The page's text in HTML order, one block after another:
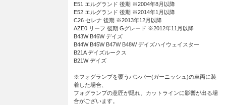
E51 エルグランド 後期 ※2004年8月以降
E52 エルグランド 後期 ※2014年1月以降
C26 セレナ 後期 ※2013年12月以降
AZE0 リーフ 後期 Gグレード ※2012年11月以降
B43W B46W デイズ
B44W B45W B47W B48W デイズハイウェイスター
B21A デイズルークス
B21W デイズ
※フォグランプを覆うバンパー(ガーニッシュ)の車両に装
着した場合、
フォグランプの意匠が隠れ、カットラインに影響が出る場
合がございます。